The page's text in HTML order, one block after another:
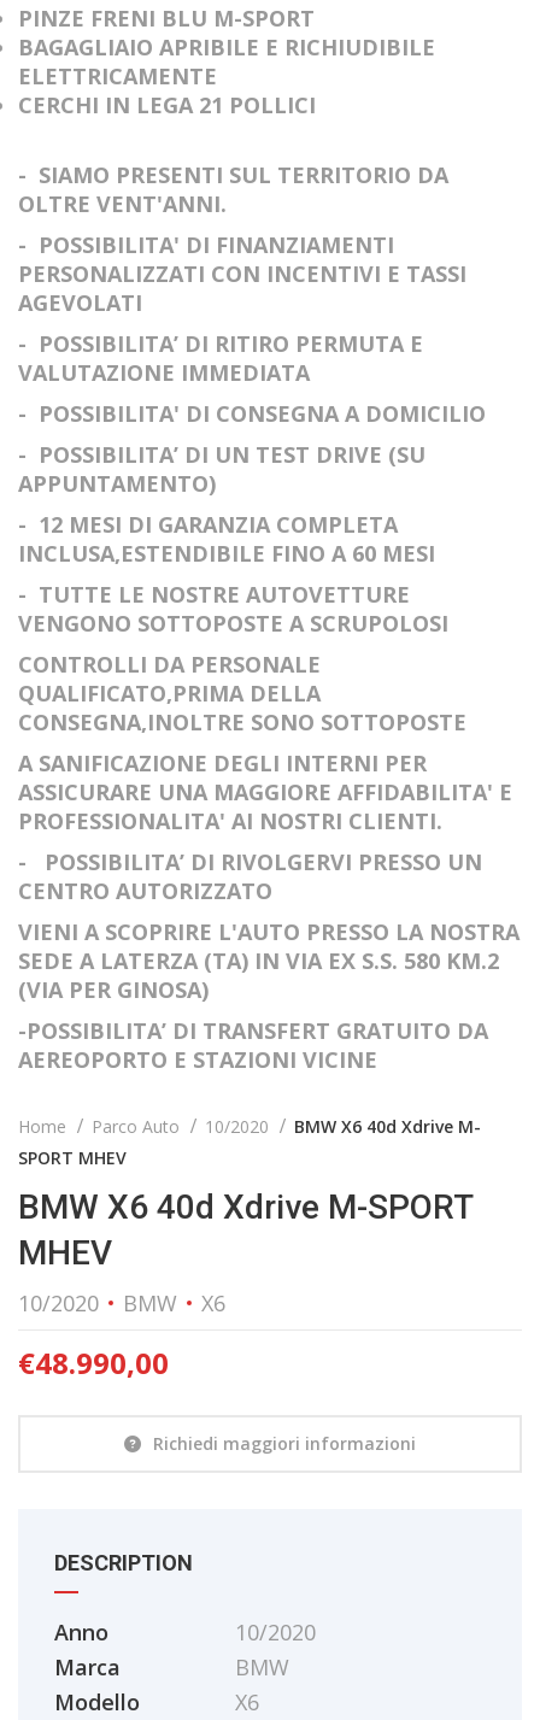
PINZE FRENI BLU M-SPORT
BAGAGLIAIO APRIBILE E RICHIUDIBILE
ELETTRICAMENTE
CERCHI IN LEGA 21 POLLICI
- SIAMO PRESENTI SUL TERRITORIO DA
OLTRE VENT'ANNI.
- POSSIBILITA' DI FINANZIAMENTI
PERSONALIZZATI CON INCENTIVI E TASSI
AGEVOLATI
- POSSIBILITA’ DI RITIRO PERMUTA E
VALUTAZIONE IMMEDIATA
- POSSIBILITA' DI CONSEGNA A DOMICILIO
- POSSIBILITA’ DI UN TEST DRIVE (SU
APPUNTAMENTO)
- 12 MESI DI GARANZIA COMPLETA
INCLUSA,ESTENDIBILE FINO A 60 MESI
- TUTTE LE NOSTRE AUTOVETTURE
VENGONO SOTTOPOSTE A SCRUPOLOSI
CONTROLLI DA PERSONALE
QUALIFICATO,PRIMA DELLA
CONSEGNA,INOLTRE SONO SOTTOPOSTE
A SANIFICAZIONE DEGLI INTERNI PER
ASSICURARE UNA MAGGIORE AFFIDABILITA' E
PROFESSIONALITA' AI NOSTRI CLIENTI.
- POSSIBILITA’ DI RIVOLGERVI PRESSO UN
CENTRO AUTORIZZATO
VIENI A SCOPRIRE L'AUTO PRESSO LA NOSTRA
SEDE A LATERZA (TA) IN VIA EX S.S. 580 KM.2
(VIA PER GINOSA)
-POSSIBILITA’ DI TRANSFERT GRATUITO DA
AEREOPORTO E STAZIONI VICINE
Home Parco Auto 10/2020
BMW X6 40d Xdrive M-
SPORT MHEV
BMW X6 40d Xdrive M-SPORT
MHEV
10/2020 BMW X6
€48.990,00
Richiedi maggiori informazioni
DESCRIPTION
Anno
10/2020
Marca
BMW
Modello
X6